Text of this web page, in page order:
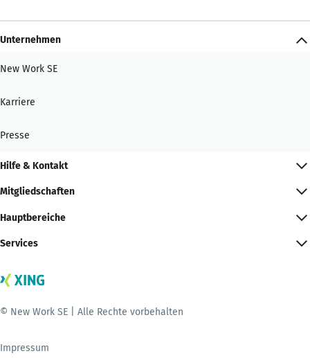
Unternehmen
New Work SE
Karriere
Presse
Hilfe & Kontakt
Mitgliedschaften
Hauptbereiche
Services
© New Work SE | Alle Rechte vorbehalten
Impressum